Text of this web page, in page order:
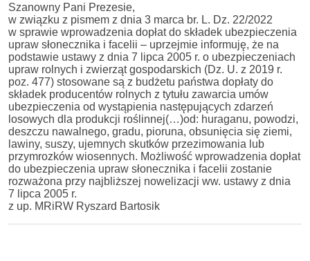
Szanowny Pani Prezesie,
w związku z pismem z dnia 3 marca br. L. Dz. 22/2022
w sprawie wprowadzenia dopłat do składek ubezpieczenia
upraw słonecznika i facelii – uprzejmie informuję, że na
podstawie ustawy z dnia 7 lipca 2005 r. o ubezpieczeniach
upraw rolnych i zwierząt gospodarskich (Dz. U. z 2019 r.
poz. 477) stosowane są z budżetu państwa dopłaty do
składek producentów rolnych z tytułu zawarcia umów
ubezpieczenia od wystąpienia następujących zdarzeń
losowych dla produkcji roślinnej(…)od: huraganu, powodzi,
deszczu nawalnego, gradu, pioruna, obsunięcia się ziemi,
lawiny, suszy, ujemnych skutków przezimowania lub
przymrozków wiosennych. Możliwość wprowadzenia dopłat
do ubezpieczenia upraw słonecznika i facelii zostanie
rozważona przy najbliższej nowelizacji ww. ustawy z dnia
7 lipca 2005 r.
z up. MRiRW Ryszard Bartosik